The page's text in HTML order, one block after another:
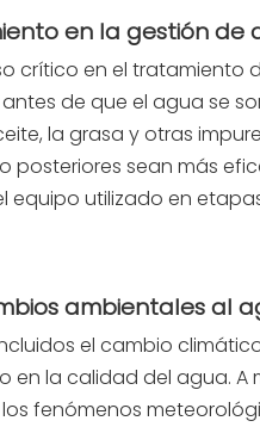
en la gestión de
crítico en el tratamiento
de que el agua se
la grasa y otras
posteriores sean más
utilizado en
ambientales al
el cambio
en la calidad del agua.
fenómenos